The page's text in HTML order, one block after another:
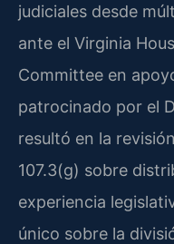
judiciales desde
ante el Virginia
Committee en
patrocinado por el
resultó en la
107.3(g) sobre
experiencia
único sobre la